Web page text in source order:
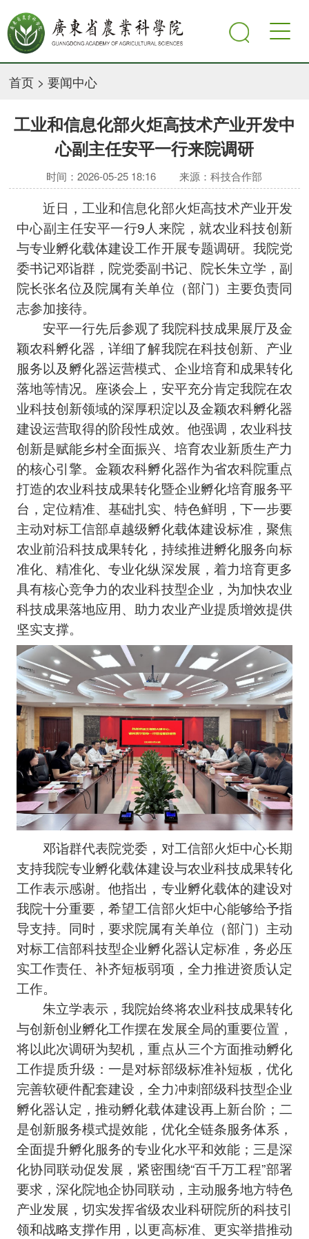
首页 >要闻中心
工业和信息化部火炬高技术产业开发中
心副主任安平一行来院调研
时间：2026-05-25 18:16 来源：科技合作部
近日，工业和信息化部火炬高技术产业开发
中心副主任安平一行9人来院，就农业科技创新
与专业孵化载体建设工作开展专题调研。我院党
委书记邓诣群，院党委副书记、院长朱立学，副
院长张名位及院属有关单位（部门）主要负责同
志参加接待。
安平一行先后参观了我院科技成果展厅及金
颖农科孵化器，详细了解我院在科技创新、产业
服务以及孵化器运营模式、企业培育和成果转化
落地等情况。座谈会上，安平充分肯定我院在农
业科技创新领域的深厚积淀以及金颖农科孵化器
建设运营取得的阶段性成效。他强调，农业科技
创新是赋能乡村全面振兴、培育农业新质生产力
的核心引擎。金颖农科孵化器作为省农科院重点
打造的农业科技成果转化暨企业孵化培育服务平
台，定位精准、基础扎实、特色鲜明，下一步要
主动对标工信部卓越级孵化载体建设标准，聚焦
农业前沿科技成果转化，持续推进孵化服务向标
准化、精准化、专业化纵深发展，着力培育更多
具有核心竞争力的农业科技型企业，为加快农业
科技成果落地应用、助力农业产业提质增效提供
坚实支撑。
邓诣群代表院党委，对工信部火炬中心长期
支持我院专业孵化载体建设与农业科技成果转化
工作表示感谢。他指出，专业孵化载体的建设对
我院十分重要，希望工信部火炬中心能够给予指
导支持。同时，要求院属有关单位（部门）主动
对标工信部科技型企业孵化器认定标准，务必压
实工作责任、补齐短板弱项，全力推进资质认定
工作。
朱立学表示，我院始终将农业科技成果转化
与创新创业孵化工作摆在发展全局的重要位置，
将以此次调研为契机，重点从三个方面推动孵化
工作提质升级：一是对标部级标准补短板，优化
完善软硬件配套建设，全力冲刺部级科技型企业
孵化器认定，推动孵化载体建设再上新台阶；二
是创新服务模式提效能，优化全链条服务体系，
全面提升孵化服务的专业化水平和效能；三是深
化协同联动促发展，紧密围绕“百千万工程”部署
要求，深化院地企协同联动，主动服务地方特色
产业发展，切实发挥省级农业科研院所的科技引
领和战略支撑作用，以更高标准、更实举措推动